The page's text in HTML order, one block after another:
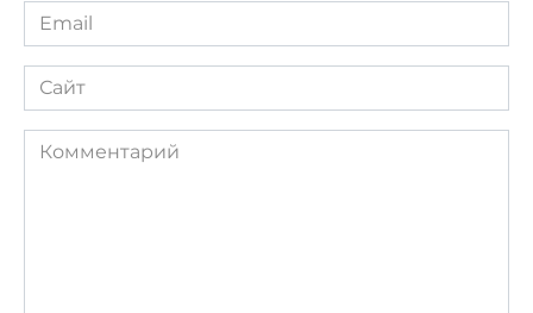
Email
*
Сайт
Комментарий